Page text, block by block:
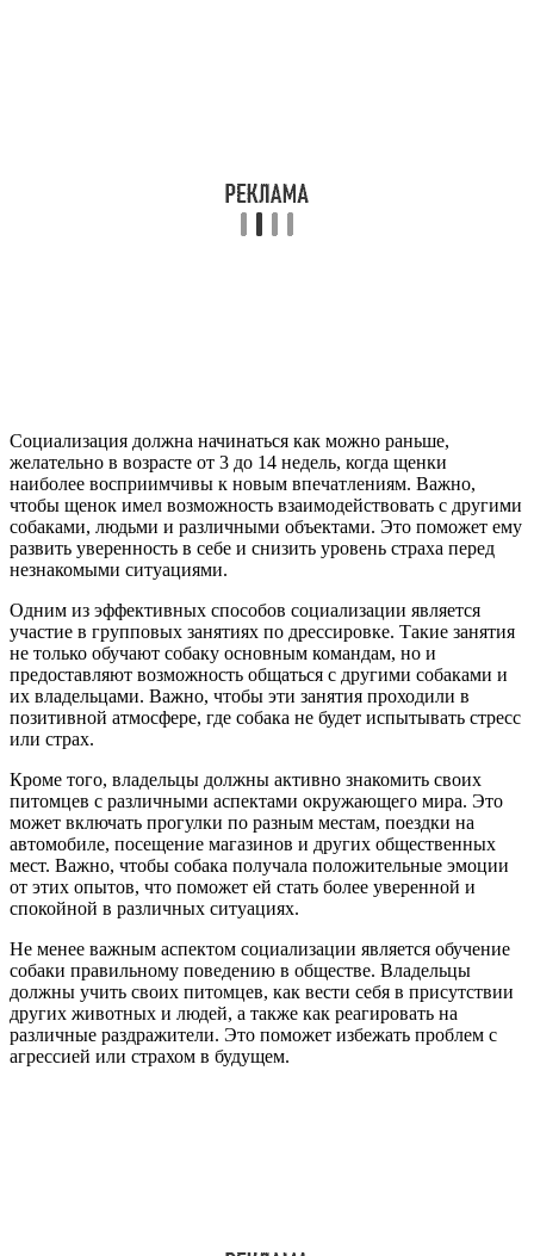
Социализация должна начинаться как можно раньше,
желательно в возрасте от 3 до 14 недель, когда щенки
наиболее восприимчивы к новым впечатлениям. Важно,
чтобы щенок имел возможность взаимодействовать с другими
собаками, людьми и различными объектами. Это поможет ему
развить уверенность в себе и снизить уровень страха перед
незнакомыми ситуациями.
Одним из эффективных способов социализации является
участие в групповых занятиях по дрессировке. Такие занятия
не только обучают собаку основным командам, но и
предоставляют возможность общаться с другими собаками и
их владельцами. Важно, чтобы эти занятия проходили в
позитивной атмосфере, где собака не будет испытывать стресс
или страх.
Кроме того, владельцы должны активно знакомить своих
питомцев с различными аспектами окружающего мира. Это
может включать прогулки по разным местам, поездки на
автомобиле, посещение магазинов и других общественных
мест. Важно, чтобы собака получала положительные эмоции
от этих опытов, что поможет ей стать более уверенной и
спокойной в различных ситуациях.
Не менее важным аспектом социализации является обучение
собаки правильному поведению в обществе. Владельцы
должны учить своих питомцев, как вести себя в присутствии
других животных и людей, а также как реагировать на
различные раздражители. Это поможет избежать проблем с
агрессией или страхом в будущем.